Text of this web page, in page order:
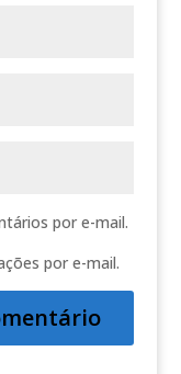
por e-mail.
por e-mail.